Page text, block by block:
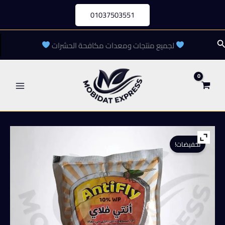
المحتوى
01037503551
البحث لجميع منتجات ومعدات مكافحة الحشرات
تخفيضات!